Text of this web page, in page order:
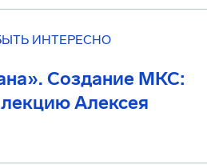
ИНТЕРЕСНО
Создание МКС:
Алексея